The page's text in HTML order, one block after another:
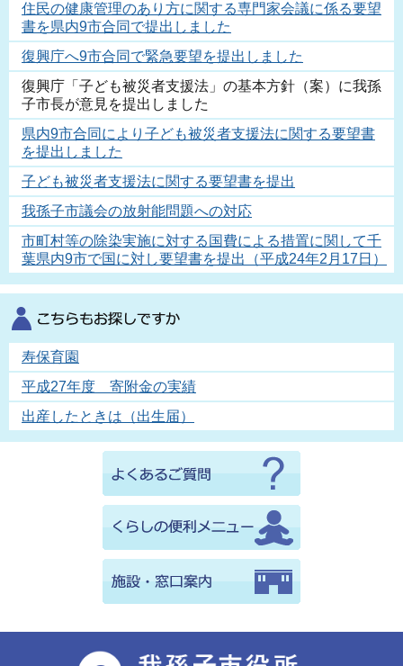
住民の健康管理のあり方に関する専門家会議に係る要望
書を県内9市合同で提出しました
復興庁へ9市合同で緊急要望を提出しました
復興庁「子ども被災者支援法」の基本方針（案）に我孫
子市長が意見を提出しました
県内9市合同により子ども被災者支援法に関する要望書
を提出しました
子ども被災者支援法に関する要望書を提出
我孫子市議会の放射能問題への対応
市町村等の除染実施に対する国費による措置に関して千
葉県内9市で国に対し要望書を提出（平成24年2月17日）
寿保育園
平成27年度 寄附金の実績
出産したときは（出生届）